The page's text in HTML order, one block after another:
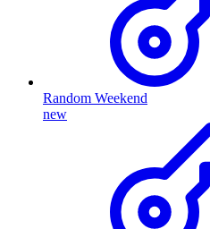
Random Weekend
new